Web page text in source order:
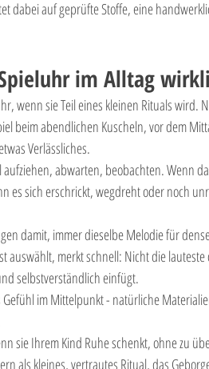
dabei auf geprüfte Stoffe, eine
im Alltag
wenn sie Teil eines kleinen Rituals
beim abendlichen Kuscheln, vor dem
Verlässliches.
abwarten, beobachten. Wenn
es sich erschrickt, wegdreht oder noch
damit, immer dieselbe Melodie für
auswählt, merkt schnell: Nicht die
selbstverständlich einfügt.
Gefühl im Mittelpunkt - natürliche
sie Ihrem Kind Ruhe schenkt, ohne zu
als kleines, vertrautes Ritual, das